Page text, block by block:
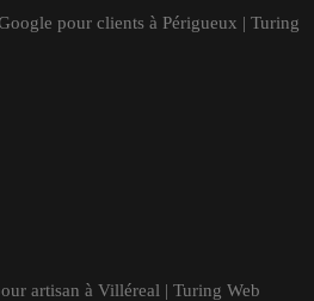
pour clients à Périgueux | Turing
artisan à Villéreal | Turing Web